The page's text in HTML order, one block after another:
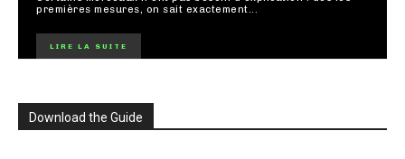
premières mesures, on sait exactement...
LIRE LA SUITE
Download the Guide